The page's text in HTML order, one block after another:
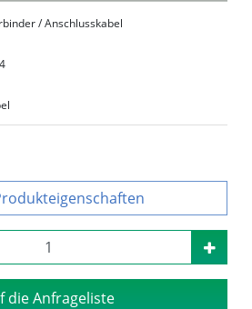
/ Anschlusskabel
die Anfrageliste